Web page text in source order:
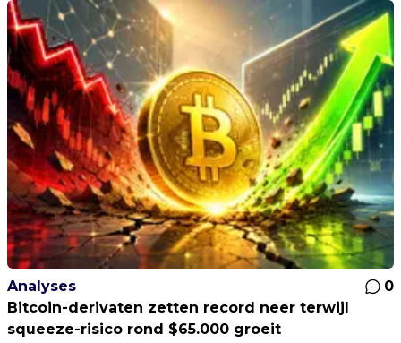
Analyses
0
Bitcoin-derivaten zetten record neer terwijl
squeeze-risico rond $65.000 groeit